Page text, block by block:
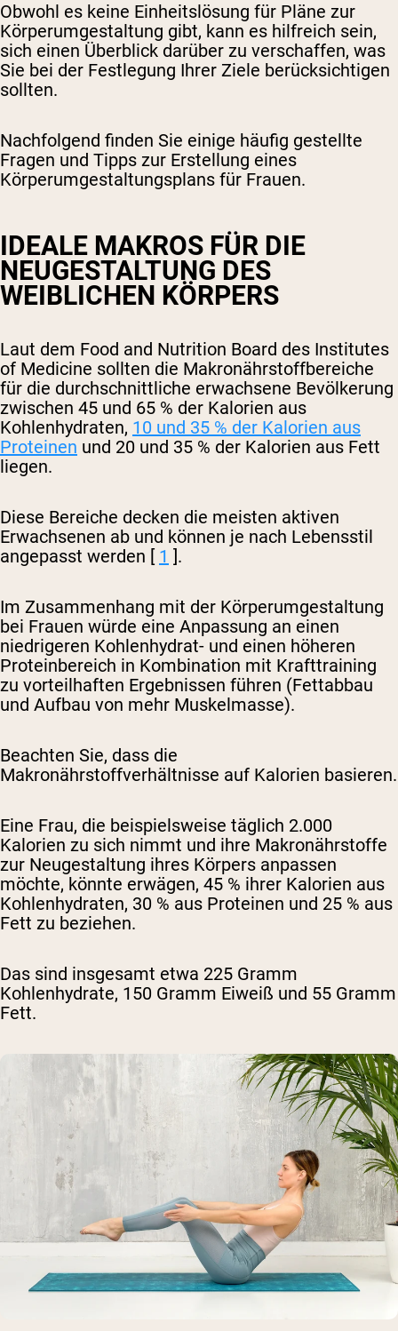
Obwohl es keine Einheitslösung für Pläne zur
Körperumgestaltung gibt, kann es hilfreich sein,
sich einen Überblick darüber zu verschaffen, was
Sie bei der Festlegung Ihrer Ziele berücksichtigen
sollten.
Nachfolgend finden Sie einige häufig gestellte
Fragen und Tipps zur Erstellung eines
Körperumgestaltungsplans für Frauen.
IDEALE MAKROS FÜR DIE
NEUGESTALTUNG DES
WEIBLICHEN KÖRPERS
Laut dem Food and Nutrition Board des Institutes
of Medicine sollten die Makronährstoffbereiche
für die durchschnittliche erwachsene Bevölkerung
zwischen 45 und 65 % der Kalorien aus
Kohlenhydraten, 10 und 35 % der Kalorien aus
Proteinen und 20 und 35 % der Kalorien aus Fett
liegen.
Diese Bereiche decken die meisten aktiven
Erwachsenen ab und können je nach Lebensstil
angepasst werden [ 1 ].
Im Zusammenhang mit der Körperumgestaltung
bei Frauen würde eine Anpassung an einen
niedrigeren Kohlenhydrat- und einen höheren
Proteinbereich in Kombination mit Krafttraining
zu vorteilhaften Ergebnissen führen (Fettabbau
und Aufbau von mehr Muskelmasse).
Beachten Sie, dass die
Makronährstoffverhältnisse auf Kalorien basieren.
Eine Frau, die beispielsweise täglich 2.000
Kalorien zu sich nimmt und ihre Makronährstoffe
zur Neugestaltung ihres Körpers anpassen
möchte, könnte erwägen, 45 % ihrer Kalorien aus
Kohlenhydraten, 30 % aus Proteinen und 25 % aus
Fett zu beziehen.
Das sind insgesamt etwa 225 Gramm
Kohlenhydrate, 150 Gramm Eiweiß und 55 Gramm
Fett.